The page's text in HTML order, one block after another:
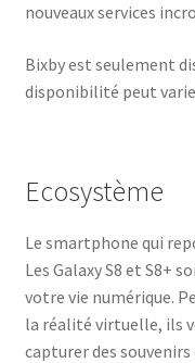
nouveaux services
Bixby est seulement
disponibilité peut
Ecosystème
Le smartphone qui
Les Galaxy S8 et S8+
votre vie numérique.
la réalité virtuelle, ils
capturer des souvenirs